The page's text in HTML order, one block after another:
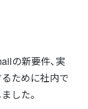
の新要件、実
ために社内で
した。